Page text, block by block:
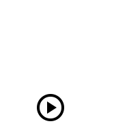
play_circle